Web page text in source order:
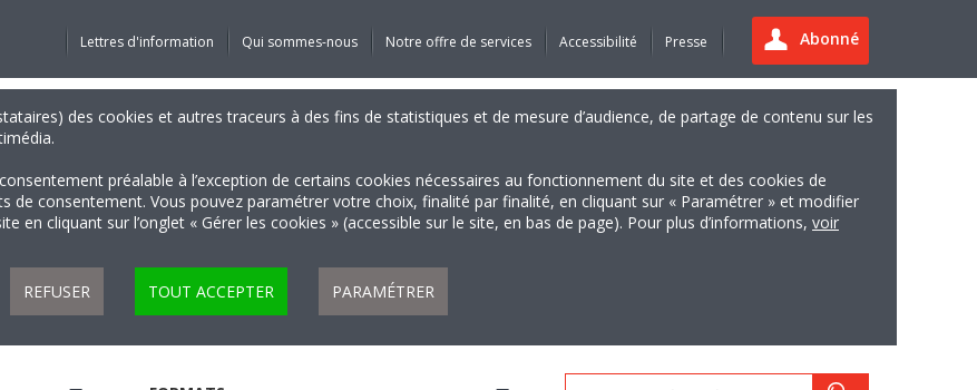
Abonné
Lettres d'information Qui sommes-nous Notre offre de services Accessibilité Presse
des cookies et autres traceurs à des fins de statistiques et de mesure d’audience, de partage de contenu sur les
préalable à l’exception de certains cookies nécessaires au fonctionnement du site et des cookies de
de consentement. Vous pouvez paramétrer votre choix, finalité par finalité, en cliquant sur « Paramétrer » et modifier
cliquant sur l’onglet « Gérer les cookies » (accessible sur le site, en bas de page). Pour plus d’informations, voir
REFUSER TOUT ACCEPTER PARAMÉTRER